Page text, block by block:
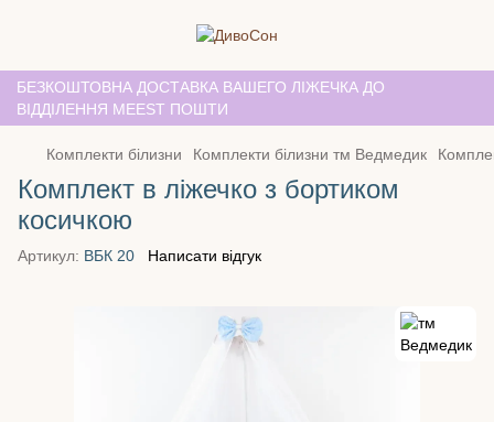
БЕЗКОШТОВНА ДОСТАВКА ВАШЕГО ЛІЖЕЧКА ДО
ВІДДІЛЕННЯ MEEST ПОШТИ
Комплекти білизни Комплекти білизни тм Ведмедик
Комплект в ліжечко з бортиком
косичкою
Артикул: ВБК 20 Написати відгук